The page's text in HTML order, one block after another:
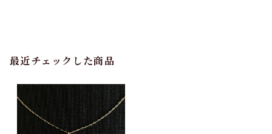
最近チェックした商品